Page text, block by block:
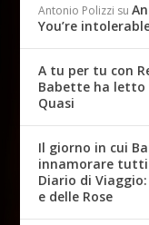
Antonio Polizzi su
You’re
A tu per tu con
Babette ha letto
Quasi
Il giorno in cui
innamorare
Diario di
e delle Rose